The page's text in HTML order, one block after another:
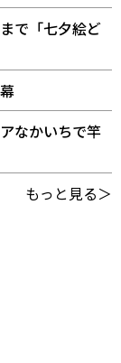
で「七夕絵ど
なかいちで竿
もっと見る＞